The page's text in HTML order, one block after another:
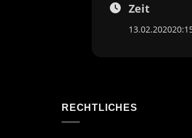
Zeit
13.02.2020
RECHTLICHES